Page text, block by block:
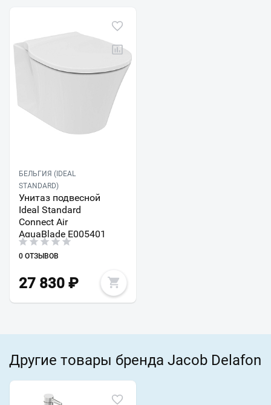
БЕЛЬГИЯ (IDEAL
STANDARD)
Унитаз подвесной
Ideal Standard
Connect Air
AquaBlade E005401
0 ОТЗЫВОВ
27 830 ₽
Другие товары бренда Jacob Delafon